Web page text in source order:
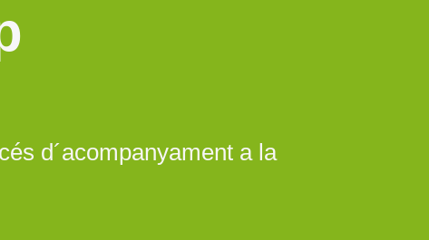
d´acompanyament a la